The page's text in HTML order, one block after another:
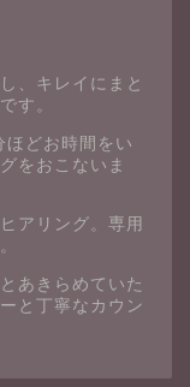
、キレイにまと
す。
どお時間をい
をおこないま
アリング。専用
あきらめていた
と丁寧なカウン